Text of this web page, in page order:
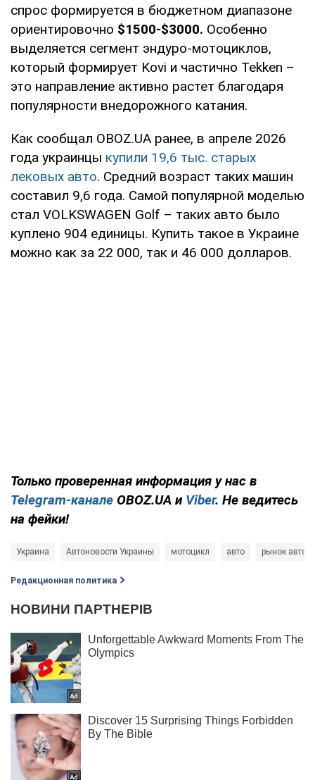
спрос формируется в бюджетном диапазоне
ориентировочно $1500-$3000. Особенно
выделяется сегмент эндуро-мотоциклов,
который формирует Kovi и частично Tekken –
это направление активно растет благодаря
популярности внедорожного катания.
Как сообщал OBOZ.UA ранее, в апреле 2026
года украинцы купили 19,6 тыс. старых
лековых авто. Средний возраст таких машин
составил 9,6 года. Самой популярной моделью
стал VOLKSWAGEN Golf – таких авто было
куплено 904 единицы. Купить такое в Украине
можно как за 22 000, так и 46 000 долларов.
Только проверенная информация у нас в
Telegram-канале OBOZ.UA и Viber. Не ведитесь
на фейки!
Украина Автоновости Украины мотоцикл авто рынок
Редакционная политика